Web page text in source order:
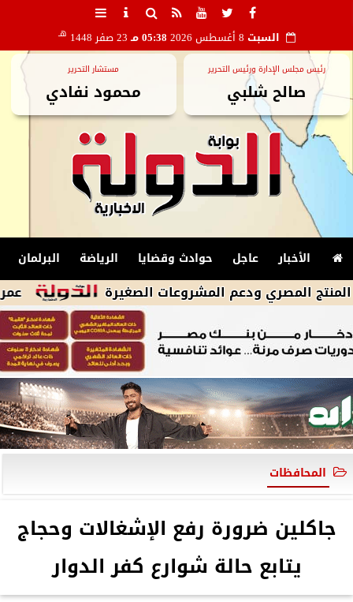
السبت 05:38 مـ 23 صفر 1448 هـ
رئيس مجلس الإدارة ورئيس التحرير
صالح شلبي
مستشار التحرير
محمود نفادي
الأخبار عاجل حوادث وقضايا الرياضة البرلمان
عمرو دياب ودعم المشروعات الصغيرة
المحافظات
جاكلين ضرورة رفع الإشغالات وحجاج
يتابع حالة شوارع كفر الدوار